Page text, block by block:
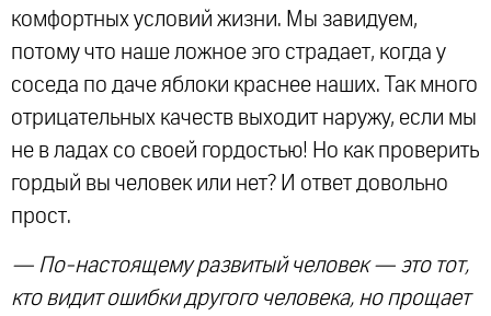
комфортных условий жизни. Мы завидуем,
потому что наше ложное эго страдает, когда у
соседа по даче яблоки краснее наших. Так много
отрицательных качеств выходит наружу, если мы
не в ладах со своей гордостью! Но как проверить
гордый вы человек или нет? И ответ довольно
прост.
— По-настоящему развитый человек — это тот,
кто видит ошибки другого человека, но прощает